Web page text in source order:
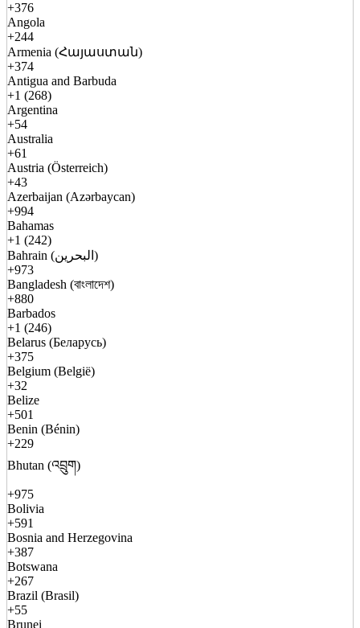
+376
Angola
+244
Armenia (Հայաստան)
+374
Antigua and Barbuda
+1 (268)
Argentina
+54
Australia
+61
Austria (Österreich)
+43
Azerbaijan (Azərbaycan)
+994
Bahamas
+1 (242)
Bahrain (البحرين)
+973
Bangladesh (বাংলাদেশ)
+880
Barbados
+1 (246)
Belarus (Беларусь)
+375
Belgium (België)
+32
Belize
+501
Benin (Bénin)
+229
Bhutan (འབྲུག)
+975
Bolivia
+591
Bosnia and Herzegovina
+387
Botswana
+267
Brazil (Brasil)
+55
Brunei